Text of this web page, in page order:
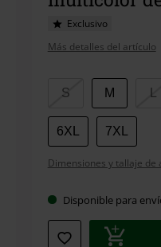
Exclusivo
Más detalles del artículo
Elige
tu
talla
S M
6XL 7XL
Dimensiones y tallaje de
Disponible para